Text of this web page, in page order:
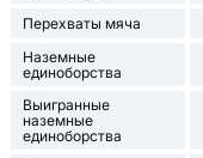
Перехваты мяча
Наземные
единоборства
Выигранные
наземные
единоборства